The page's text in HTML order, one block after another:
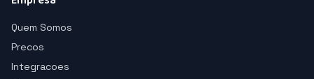
Quem Somos
Precos
Integracoes